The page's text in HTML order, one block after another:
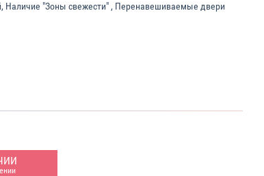
Наличие "Зоны свежести" , Перенавешиваемые двери